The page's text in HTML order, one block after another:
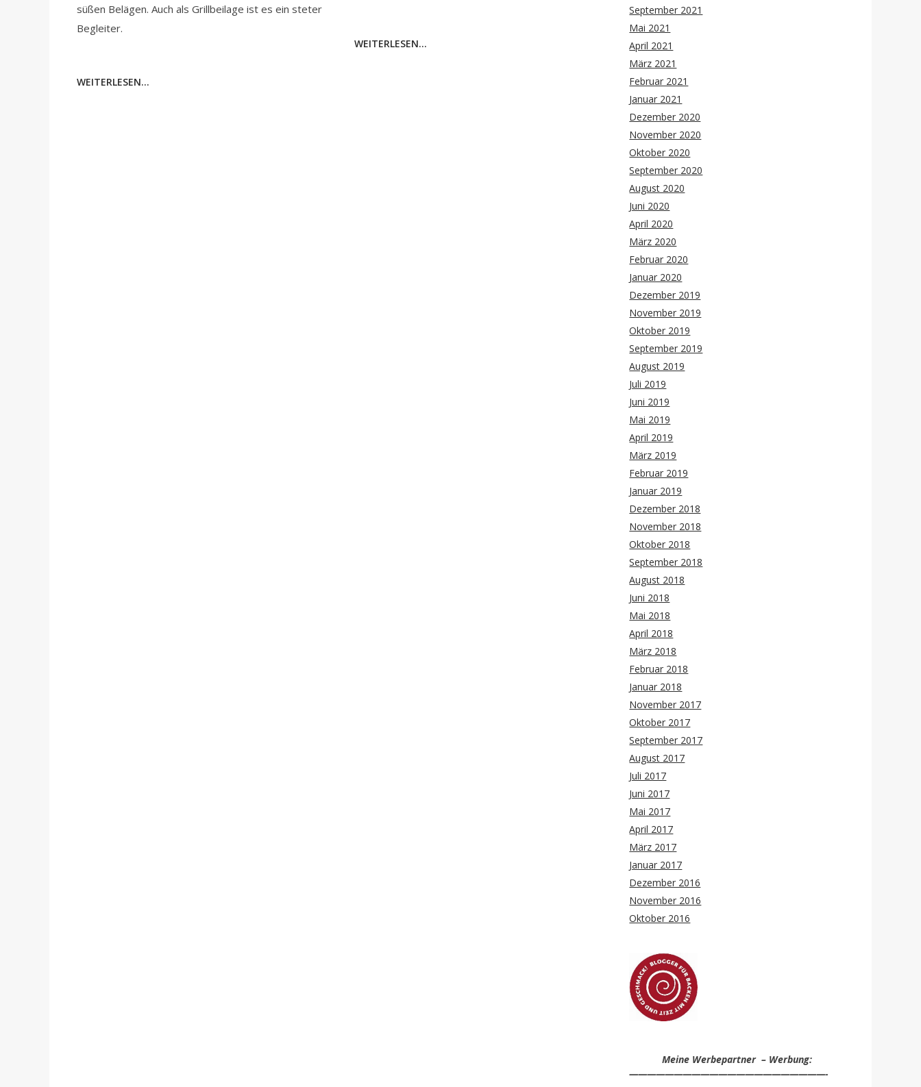
süßen Belägen. Auch als Grillbeilage ist es ein steter
Begleiter.
WEITERLESEN...
WEITERLESEN...
September 2021
Mai 2021
April 2021
März 2021
Februar 2021
Januar 2021
Dezember 2020
November 2020
Oktober 2020
September 2020
August 2020
Juni 2020
April 2020
März 2020
Februar 2020
Januar 2020
Dezember 2019
November 2019
Oktober 2019
September 2019
August 2019
Juli 2019
Juni 2019
Mai 2019
April 2019
März 2019
Februar 2019
Januar 2019
Dezember 2018
November 2018
Oktober 2018
September 2018
August 2018
Juni 2018
Mai 2018
April 2018
März 2018
Februar 2018
Januar 2018
November 2017
Oktober 2017
September 2017
August 2017
Juli 2017
Juni 2017
Mai 2017
April 2017
März 2017
Januar 2017
Dezember 2016
November 2016
Oktober 2016
Meine Werbepartner – Werbung:
——————————————————————-